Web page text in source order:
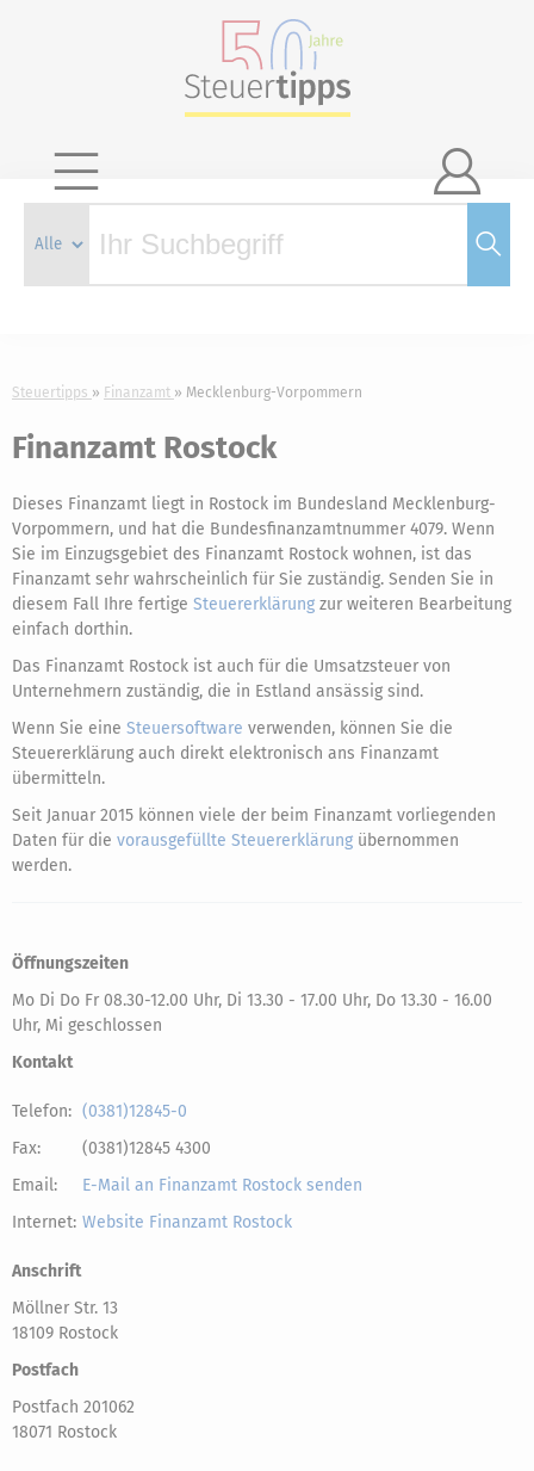

Steuertipps Finanzamt Mecklenburg-Vorpommern
Finanzamt Rostock
Dieses Finanzamt liegt in Rostock im Bundesland Mecklenburg-
Vorpommern, und hat die Bundesfinanzamtnummer 4079. Wenn
Sie im Einzugsgebiet des Finanzamt Rostock wohnen, ist das
Finanzamt sehr wahrscheinlich für Sie zuständig. Senden Sie in
diesem Fall Ihre fertige Steuererklärung zur weiteren Bearbeitung
einfach dorthin.
Das Finanzamt Rostock ist auch für die Umsatzsteuer von
Unternehmern zuständig, die in Estland ansässig sind.
Wenn Sie eine Steuersoftware verwenden, können Sie die
Steuererklärung auch direkt elektronisch ans Finanzamt
übermitteln.
Seit Januar 2015 können viele der beim Finanzamt vorliegenden
Daten für die vorausgefüllte Steuererklärung übernommen
werden.
Öffnungszeiten
Mo Di Do Fr 08.30-12.00 Uhr, Di 13.30 - 17.00 Uhr, Do 13.30 - 16.00
Uhr, Mi geschlossen
Kontakt
Telefon: (0381)12845-0
Fax:
(0381)12845 4300
Email:
E-Mail an Finanzamt Rostock senden
Internet: Website Finanzamt Rostock
Anschrift
Möllner Str. 13
18109 Rostock
Postfach
Postfach 201062
18071 Rostock